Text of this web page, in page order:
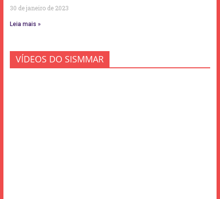
30 de janeiro de 2023
Leia mais »
VÍDEOS DO SISMMAR